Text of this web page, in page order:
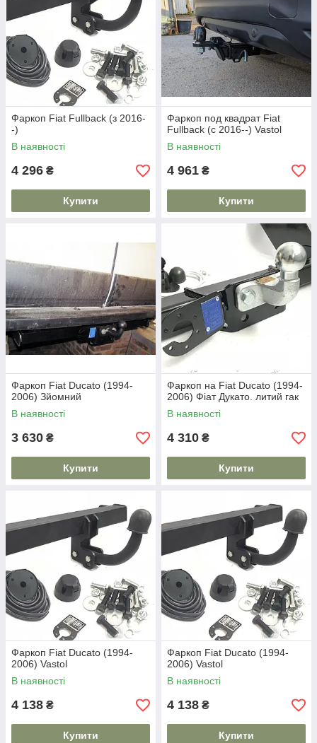
Фаркоп Fiat Fullback (з 2016-
-)
В наявності
4 296 ₴
Купити
Фаркоп под квадрат Fiat
Fullback (с 2016--) Vastol
В наявності
4 961 ₴
Купити
Фаркоп Fiat Ducato (1994-
2006) Зйомний
В наявності
3 630 ₴
Купити
Фаркоп на Fiat Ducato (1994-
2006) Фіат Дукато. литий гак
В наявності
4 310 ₴
Купити
Фаркоп Fiat Ducato (1994-
2006) Vastol
В наявності
4 138 ₴
Купити
Фаркоп Fiat Ducato (1994-
2006) Vastol
В наявності
4 138 ₴
Купити